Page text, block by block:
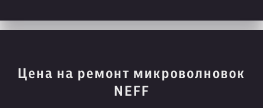
Цена на ремонт микроволновок
NEFF